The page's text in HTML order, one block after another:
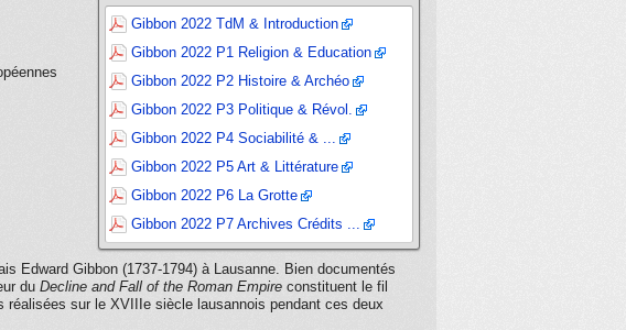
Gibbon 2022 TdM & Introduction
Gibbon 2022 P1 Religion & Education
Gibbon 2022 P2 Histoire & Archéo
Gibbon 2022 P3 Politique & Révol.
Gibbon 2022 P4 Sociabilité & ...
Gibbon 2022 P5 Art & Littérature
Gibbon 2022 P6 La Grotte
Gibbon 2022 P7 Archives Crédits ...
Edward Gibbon (1737-1794) à Lausanne. Bien documentés
du Decline and Fall of the Roman Empire constituent le fil
réalisées sur le XVIIIe siècle lausannois pendant ces deux